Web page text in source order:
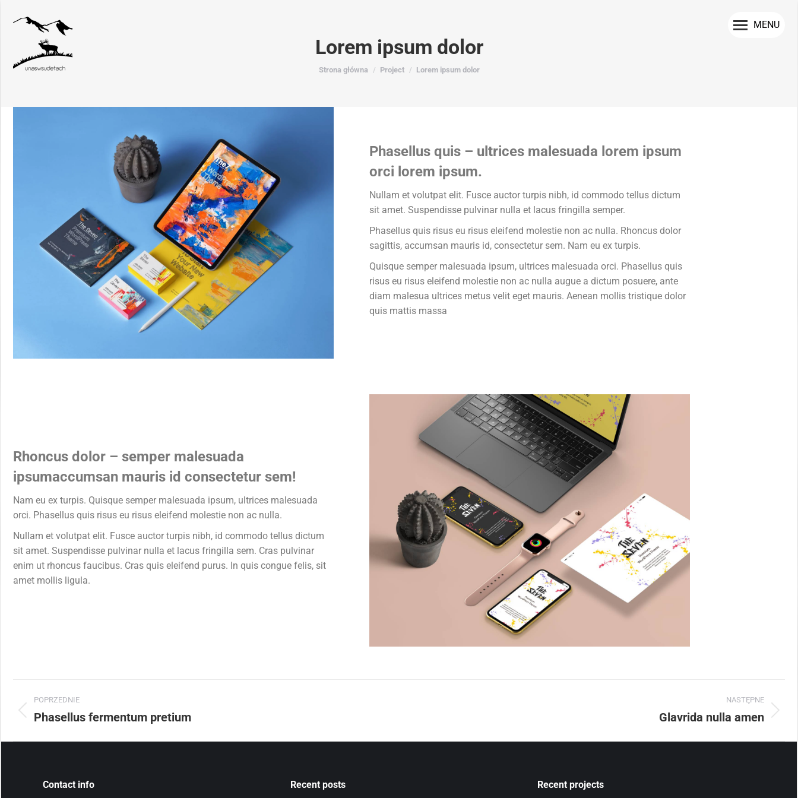
MENU
Lorem ipsum dolor
Jesteś tutaj:
Strona główna Project Lorem ipsum dolor
Phasellus quis – ultrices malesuada lorem ipsum
orci lorem ipsum.
Nullam et volutpat elit. Fusce auctor turpis nibh, id commodo tellus dictum
sit amet. Suspendisse pulvinar nulla et lacus fringilla semper.
Phasellus quis risus eu risus eleifend molestie non ac nulla. Rhoncus dolor
sagittis, accumsan mauris id, consectetur sem. Nam eu ex turpis.
Quisque semper malesuada ipsum, ultrices malesuada orci. Phasellus quis
risus eu risus eleifend molestie non ac nulla augue a dictum posuere, ante
diam malesua ultrices metus velit eget mauris. Aenean mollis tristique dolor
quis mattis massa
Rhoncus dolor – semper malesuada
ipsumaccumsan mauris id consectetur sem!
Nam eu ex turpis. Quisque semper malesuada ipsum, ultrices malesuada
orci. Phasellus quis risus eu risus eleifend molestie non ac nulla.
Nullam et volutpat elit. Fusce auctor turpis nibh, id commodo tellus dictum
sit amet. Suspendisse pulvinar nulla et lacus fringilla sem. Cras pulvinar
enim ut rhoncus faucibus. Cras quis eleifend purus. In quis congue felis, sit
amet mollis ligula.
POPRZEDNIE
Phasellus fermentum pretium
NASTĘPNE
Glavrida nulla amen
Contact info Recent posts Recent projects